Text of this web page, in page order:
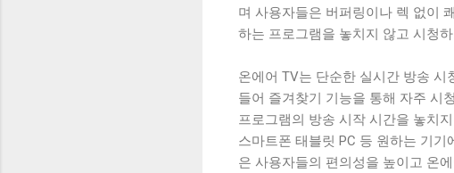
며 사용자들은 버퍼링이나 렉 없이
하는 프로그램을 놓치지 않고 시청
온에어 TV는 단순한 실시간 방송
들어 즐겨찾기 기능을 통해 자주 시
프로그램의 방송 시작 시간을 놓치
스마트폰 태블릿 PC 등 원하는 기
은 사용자들의 편의성을 높이고 온